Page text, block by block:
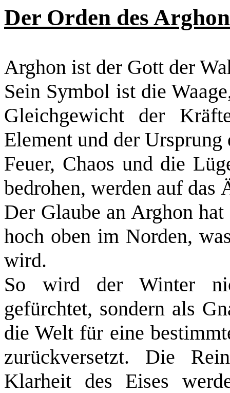
Der Orden des Arghon
Arghon ist der Gott der
Sein Symbol ist die
Gleichgewicht der
Element und der Ursprung
Feuer, Chaos und die
bedrohen, werden auf das
Der Glaube an Arghon
hoch oben im Norden,
wird.
So wird der Winter
gefürchtet, sondern als
die Welt für eine
zurückversetzt. Die
Klarheit des Eises